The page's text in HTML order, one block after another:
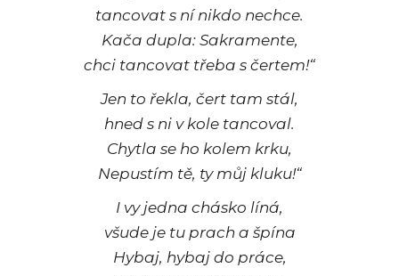
tancovat s ní nikdo nechce.
Kača dupla: Sakramente,
chci tancovat třeba s čertem!“
Jen to řekla, čert tam stál,
hned s ni v kole tancoval.
Chytla se ho kolem krku,
Nepustím tě, ty můj kluku!“
I vy jedna chásko líná,
všude je tu prach a špína
Hybaj, hybaj do práce,